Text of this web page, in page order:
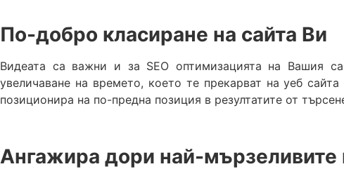
По-добро класиране на сайта Ви
Видеата са важни и за SEO оптимизацията на Вашия
увеличаване на времето, което те прекарват на уеб
позиционира на по-предна позиция в резултатите от
Ангажира дори най-мързеливите